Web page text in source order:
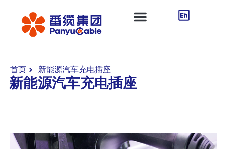
首页 新能源汽车充电插座
新能源汽车充电插座